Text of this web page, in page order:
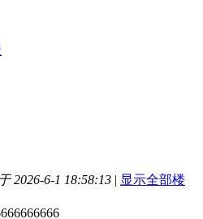
2026-6-1 18:58:13 | 显示全部楼